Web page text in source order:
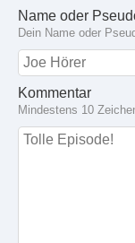
Name oder
Dein Name oder
Kommentar
Mindestens 10